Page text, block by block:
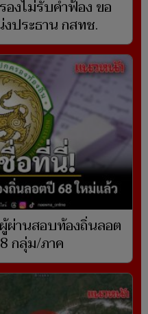
งไม่รับคำฟ้อง ขอ
ประธาน กสทช.
ผ่านสอบท้องถิ่นลอต
กลุ่ม/ภาค